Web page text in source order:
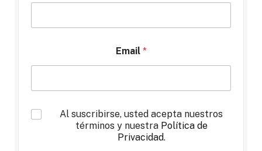
Email *
*
Al suscribirse, usted acepta nuestros
términos y nuestra Política de
Privacidad.